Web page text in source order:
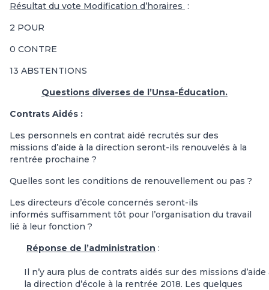
Résultat du vote Modification d’horaires :
2 POUR
0 CONTRE
13 ABSTENTIONS
Questions diverses de l’Unsa-Éducation.
Contrats Aidés :
Les personnels en contrat aidé recrutés sur des
missions d’aide à la direction seront-ils renouvelés à la
rentrée prochaine ?
Quelles sont les conditions de renouvellement ou pas ?
Les directeurs d’école concernés seront-ils
informés suffisamment tôt pour l’organisation du travail
lié à leur fonction ?
Réponse de l’administration :
Il n’y aura plus de contrats aidés sur des missions d’aide
la direction d’école à la rentrée 2018. Les quelques